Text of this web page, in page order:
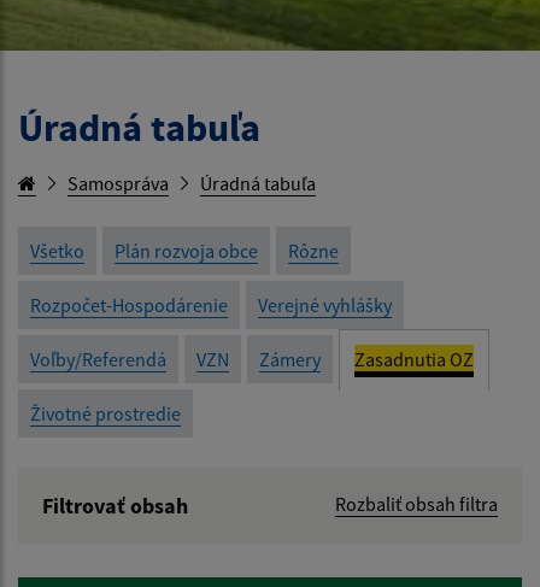
Úradná tabuľa
Samospráva Úradná tabuľa
Všetko Plán rozvoja obce Rôzne
Rozpočet-Hospodárenie Verejné vyhlášky
Voľby/Referendá VZN Zámery Zasadnutia OZ
Životné prostredie
Filtrovať obsah Rozbaliť obsah filtra